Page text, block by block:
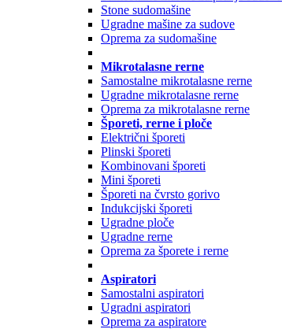
Stone sudomašine
Ugradne mašine za sudove
Oprema za sudomašine
Mikrotalasne rerne
Samostalne mikrotalasne rerne
Ugradne mikrotalasne rerne
Oprema za mikrotalasne rerne
Šporeti, rerne i ploče
Električni šporeti
Plinski šporeti
Kombinovani šporeti
Mini šporeti
Šporeti na čvrsto gorivo
Indukcijski šporeti
Ugradne ploče
Ugradne rerne
Oprema za šporete i rerne
Aspiratori
Samostalni aspiratori
Ugradni aspiratori
Oprema za aspiratore